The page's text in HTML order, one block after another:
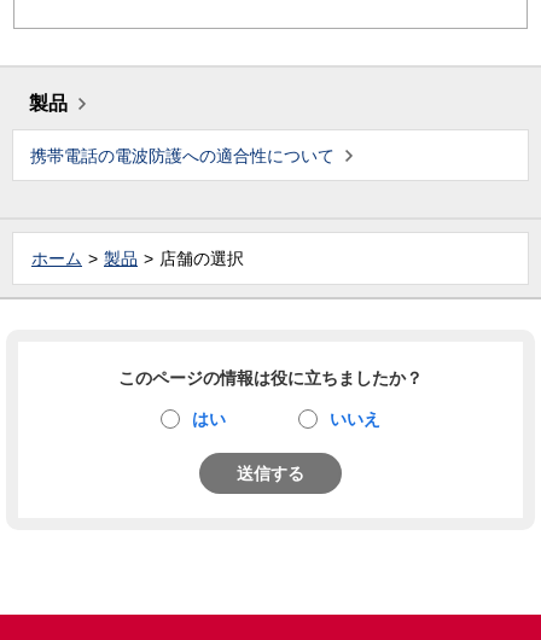
製品
携帯電話の電波防護への適合性について
ホーム 製品 店舗の選択
このページの情報は役に立ちましたか？
はい いいえ
送信する